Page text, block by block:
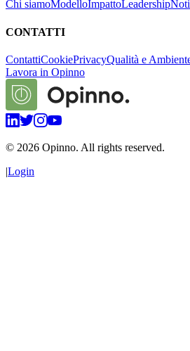
Chi siamoModelloImpattoLeadership
CONTATTI
ContattiCookiePrivacyQualità e
Lavora in Opinno
© 2026 Opinno. All rights reserved.
|Login